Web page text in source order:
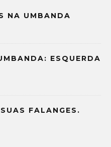
NA UMBANDA
ESQUERDA
FALANGES.